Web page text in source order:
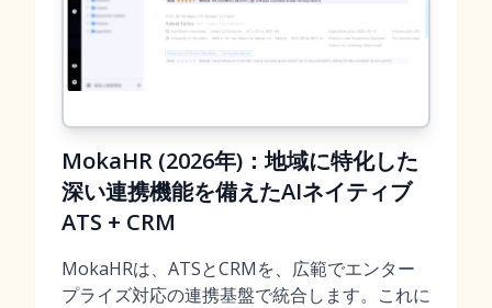
MokaHR (2026年)：地域に特化した
深い連携機能を備えたAIネイティブ
ATS + CRM
MokaHRは、ATSとCRMを、広範でエンター
プライズ対応の連携基盤で統合します。これに